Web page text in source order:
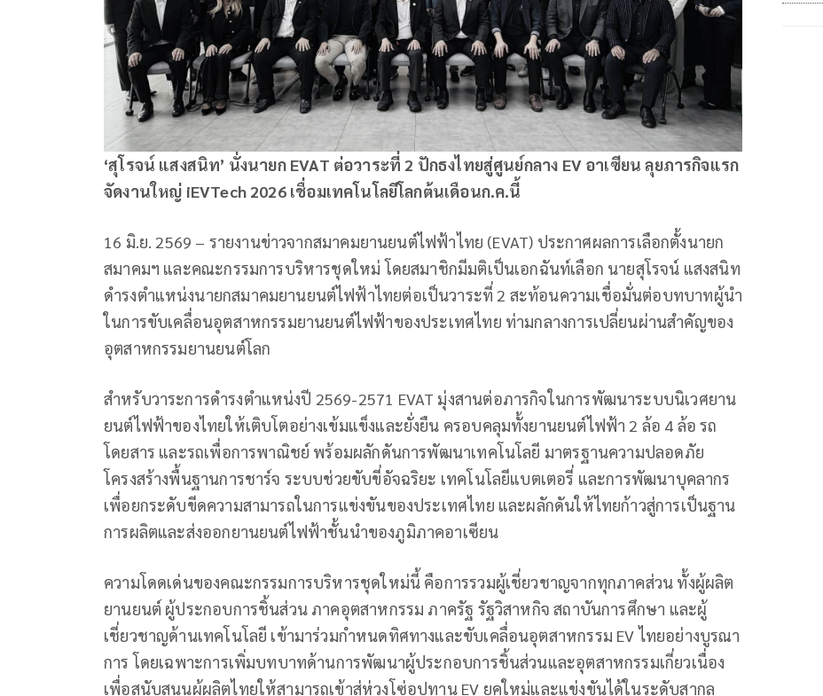
‘สุโรจน์ แสงสนิท’ นั่งนายก EVAT ต่อวาระที่ 2 ปักธงไทยสู่ศูนย์กลาง EV อาเซียน ลุยภารกิจแรก
จัดงานใหญ่ iEVTech 2026เชื่อมเทคโนโลยีโลกต้นเดือนก.ค.นี้
16 มิ.ย. 2569 – รายงานข่าวจากสมาคมยานยนต์ไฟฟ้าไทย (EVAT) ประกาศผลการเลือกตั้งนายก
สมาคมฯ และคณะกรรมการบริหารชุดใหม่ โดยสมาชิกมีมติเป็นเอกฉันท์เลือก นายสุโรจน์ แสงสนิท
ดำรงตำแหน่งนายกสมาคมยานยนต์ไฟฟ้าไทยต่อเป็นวาระที่ 2 สะท้อนความเชื่อมั่นต่อบทบาทผู้นำ
ในการขับเคลื่อนอุตสาหกรรมยานยนต์ไฟฟ้าของประเทศไทย ท่ามกลางการเปลี่ยนผ่านสำคัญของ
อุตสาหกรรมยานยนต์โลก
สำหรับวาระการดำรงตำแหน่งปี 2569-2571 EVAT มุ่งสานต่อภารกิจในการพัฒนาระบบนิเวศยาน
ยนต์ไฟฟ้าของไทยให้เติบโตอย่างเข้มแข็งและยั่งยืน ครอบคลุมทั้งยานยนต์ไฟฟ้า 2 ล้อ 4 ล้อ รถ
โดยสาร และรถเพื่อการพาณิชย์ พร้อมผลักดันการพัฒนาเทคโนโลยี มาตรฐานความปลอดภัย
โครงสร้างพื้นฐานการชาร์จ ระบบช่วยขับขี่อัจฉริยะ เทคโนโลยีแบตเตอรี่ และการพัฒนาบุคลากร
เพื่อยกระดับขีดความสามารถในการแข่งขันของประเทศไทย และผลักดันให้ไทยก้าวสู่การเป็นฐาน
การผลิตและส่งออกยานยนต์ไฟฟ้าชั้นนำของภูมิภาคอาเซียน
ความโดดเด่นของคณะกรรมการบริหารชุดใหม่นี้ คือการรวมผู้เชี่ยวชาญจากทุกภาคส่วน ทั้งผู้ผลิต
ยานยนต์ ผู้ประกอบการชิ้นส่วน ภาคอุตสาหกรรม ภาครัฐ รัฐวิสาหกิจ สถาบันการศึกษา และผู้
เชี่ยวชาญด้านเทคโนโลยี เข้ามาร่วมกำหนดทิศทางและขับเคลื่อนอุตสาหกรรม EV ไทยอย่างบูรณา
การ โดยเฉพาะการเพิ่มบทบาทด้านการพัฒนาผู้ประกอบการชิ้นส่วนและอุตสาหกรรมเกี่ยวเนื่อง
เพื่อสนับสนุนผู้ผลิตไทยให้สามารถเข้าสู่ห่วงโซ่อุปทาน EV ยุคใหม่และแข่งขันได้ในระดับสากล